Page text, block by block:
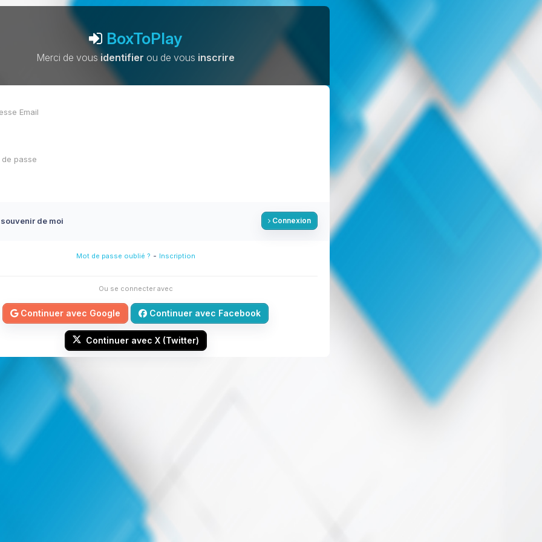
BoxToPlay
Merci de vousidentifier ou de vous inscrire
de moi Connexion
Mot de passe oublié ? - Inscription
Ou se connecter avec
Continuer avec Google Continuer avec Facebook
Continuer avec X (Twitter)